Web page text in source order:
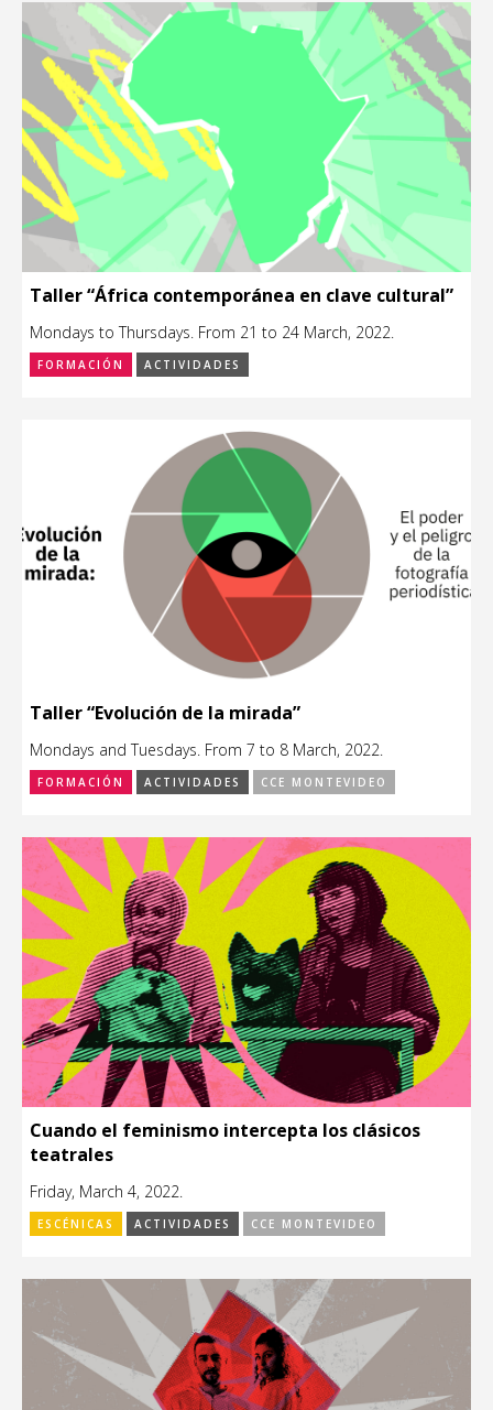
Taller “África contemporánea en clave cultural”
Mondays to Thursdays. From 21 to 24 March, 2022.
FORMACIÓN ACTIVIDADES
Taller “Evolución de la mirada”
Mondays and Tuesdays. From 7 to 8 March, 2022.
FORMACIÓN ACTIVIDADES CCE MONTEVIDEO
Cuando el feminismo intercepta los clásicos
teatrales
Friday, March 4, 2022.
ESCÉNICAS ACTIVIDADES CCE MONTEVIDEO